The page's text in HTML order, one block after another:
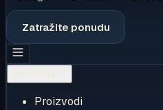
Zatražite ponudu
Proizvodi